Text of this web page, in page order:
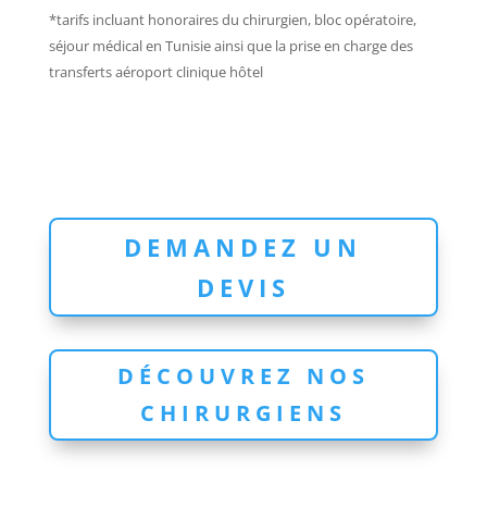
*tarifs incluant honoraires du chirurgien, bloc opératoire,
séjour médical en Tunisie ainsi que la prise en charge des
transferts aéroport clinique hôtel
DEMANDEZ UN
DEVIS
DÉCOUVREZ NOS
CHIRURGIENS